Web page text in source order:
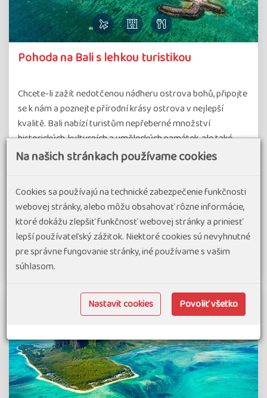
Pohoda na Bali s lehkou turistikou
Chcete-li zažít nedotčenou nádheru ostrova bohů, připojte
se k nám a poznejte přírodní krásy ostrova v nejlepší
kvalitě. Bali nabízí turistům nepřeberné množství
historických, kulturních a uměleckých památek, ale také
velké množství nádherných…
termín zájazdu
08.10.26-19.10.26 od2 851 €
Indonézia 12 dní Náročnosť 2
Na našich stránkach používame cookies
Cookies sa používajú na technické zabezpečenie funkčnosti
webovej stránky, alebo môžu obsahovať rôzne informácie,
ktoré dokážu zlepšiť funkčnosť webovej stránky a priniesť
lepší používateľský zážitok. Niektoré cookies sú nevyhnutné
pre správne fungovanie stránky, iné používame s vašim
súhlasom.
Nastavit cookies Povoliť všetko